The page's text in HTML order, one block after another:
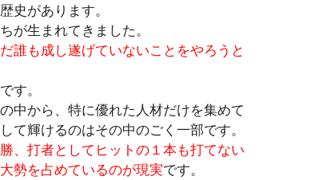
史があります。
が生まれてきました。
誰も成し遂げていないことをやろうと
す。
中から、特に優れた人材だけを集めて
て輝けるのはその中のごく一部です。
、打者としてヒットの１本も打てない
勢を占めているのが現実です。